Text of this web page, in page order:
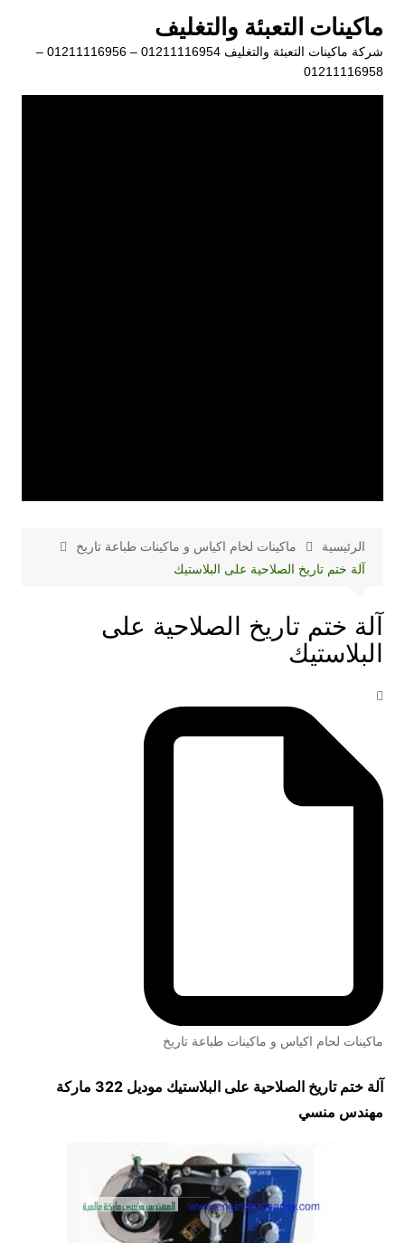
المحتوى
ماكينات التعبئة والتغليف
شركة ماكينات التعبئة والتغليف 01211116954 – 01211116956 –
01211116958
الرئيسية
ماكينات لحام اكياس و ماكينات طباعة تاريخ
آلة ختم تاريخ الصلاحية على البلاستيك
آلة ختم تاريخ الصلاحية على
البلاستيك
ماكينات لحام اكياس و ماكينات طباعة تاريخ
آلة ختم تاريخ الصلاحية على البلاستيك موديل 322 ماركة
مهندس منسي